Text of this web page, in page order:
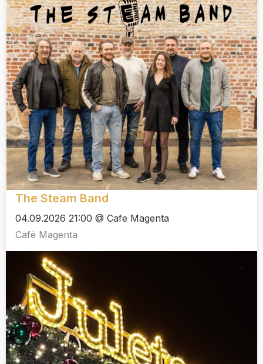
The Steam Band
04.09.2026 21:00 @ Cafe Magenta
Café Magenta